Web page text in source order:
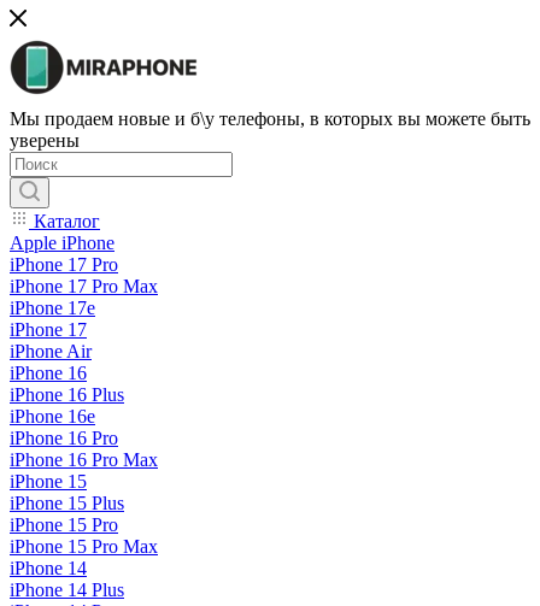
Мы продаем новые и б\у телефоны, в которых вы можете быть
уверены
Каталог
Apple iPhone
iPhone 17 Pro
iPhone 17 Pro Max
iPhone 17e
iPhone 17
iPhone Air
iPhone 16
iPhone 16 Plus
iPhone 16e
iPhone 16 Pro
iPhone 16 Pro Max
iPhone 15
iPhone 15 Plus
iPhone 15 Pro
iPhone 15 Pro Max
iPhone 14
iPhone 14 Plus